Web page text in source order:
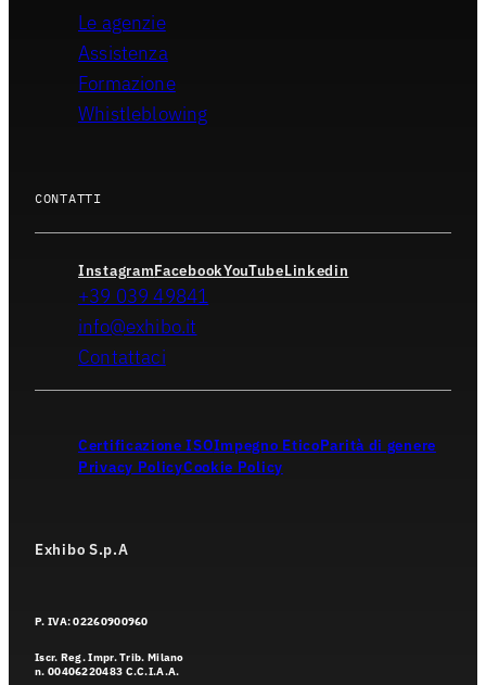
Le agenzie
Assistenza
Formazione
Whistleblowing
CONTATTI
InstagramFacebookYouTubeLinkedin
+39 039 49841
info@exhibo.it
Contattaci
Exhibo S.p.A
Certificazione ISOImpegno EticoParità di genere
Privacy PolicyCookie Policy
P. IVA: 02260900960
Iscr. Reg. Impr. Trib. Milano
n. 00406220483 C.C.I.A.A.